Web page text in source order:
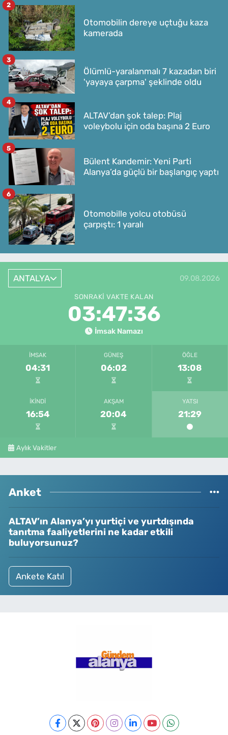
Otomobilin dereye uçtuğu kaza
kamerada
2
Ölümlü-yaralanmalı 7 kazadan biri
'yayaya çarpma' şeklinde oldu
3
ALTAV’dan şok talep: Plaj
voleybolu için oda başına 2 Euro
4
Bülent Kandemir: Yeni Parti
Alanya’da güçlü bir başlangıç yaptı
5
Otomobille yolcu otobüsü
çarpıştı: 1 yaralı
6
ANTALYA 09.08.2026
SONRAKI VAKTE KALAN
03:47:36
İmsak Namazı
İMSAK
04:31
GÜNEŞ
06:02
ÖĞLE
13:08
İKINDI
16:54
AKŞAM
20:04
YATSI
21:29
Aylık Vakitler
Anket
ALTAV’ın Alanya’yı yurtiçi ve yurtdışında
tanıtma faaliyetlerini ne kadar etkili
buluyorsunuz?
Ankete Katıl